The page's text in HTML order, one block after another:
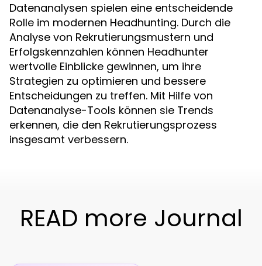
Datenanalysen spielen eine entscheidende
Rolle im modernen Headhunting. Durch die
Analyse von Rekrutierungsmustern und
Erfolgskennzahlen können Headhunter
wertvolle Einblicke gewinnen, um ihre
Strategien zu optimieren und bessere
Entscheidungen zu treffen. Mit Hilfe von
Datenanalyse-Tools können sie Trends
erkennen, die den Rekrutierungsprozess
insgesamt verbessern.
READ more Journal